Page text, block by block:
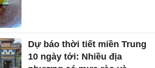
Dự báo thời tiết miền Trung
10 ngày tới: Nhiều địa